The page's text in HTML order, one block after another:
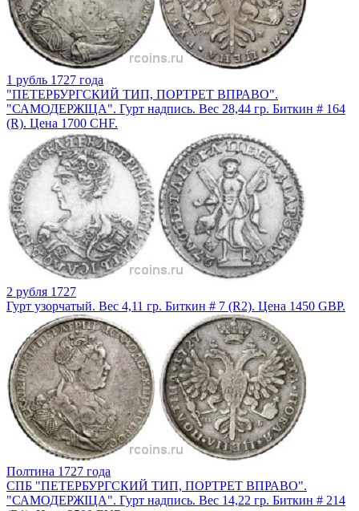
1 рубль 1727 года
"ПЕТЕРБУРГСКИЙ ТИП, ПОРТРЕТ ВПРАВО".
"САМОДЕРЖIЦА". Гурт надпись. Вес 28,44 гр. Биткин # 164
(R). Цена 1700 CHF.
2 рубля 1727
Гурт узорчатый. Вес 4,11 гр. Биткин # 7 (R2). Цена 1450 GBP.
Полтина 1727 года
СПБ "ПЕТЕРБУРГСКИЙ ТИП, ПОРТРЕТ ВПРАВО".
"САМОДЕРЖIЦА". Гурт надпись. Вес 14,22 гр. Биткин # 214